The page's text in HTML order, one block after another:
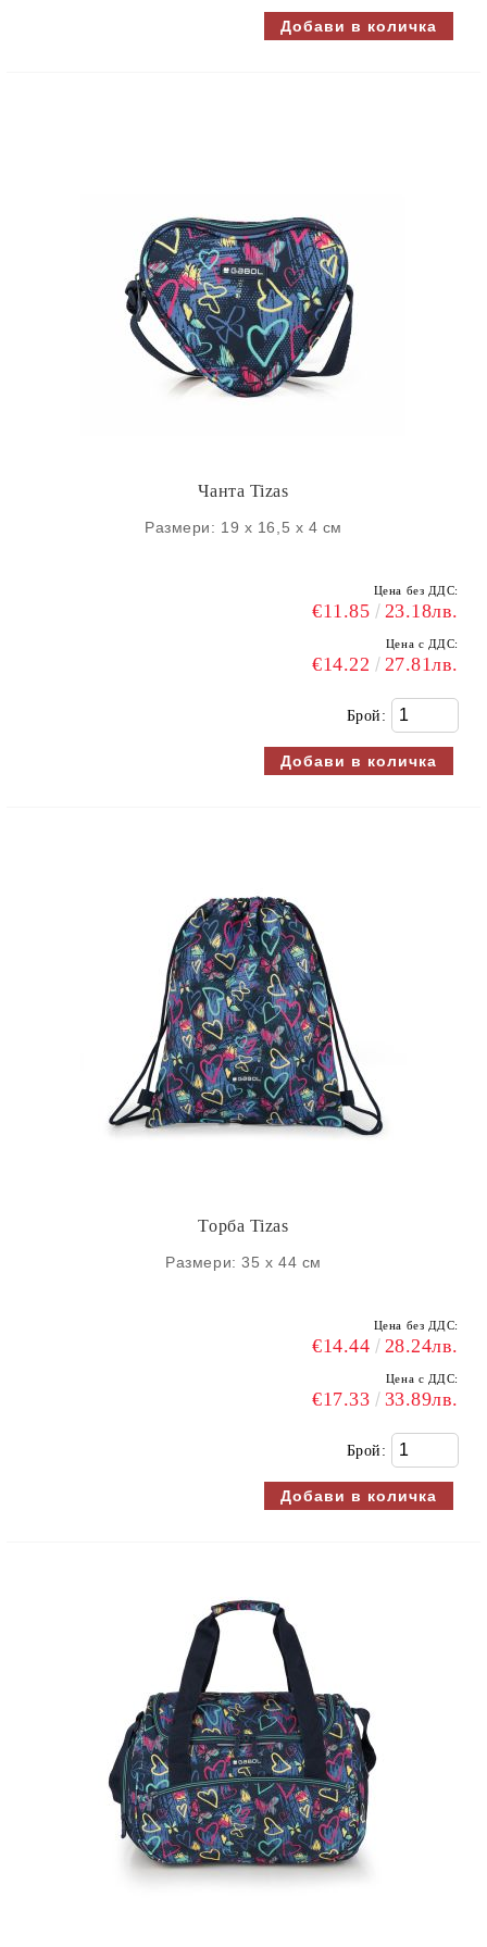
Чанта Tizas
Размери: 19 х 16,5 х 4 см
Цена без ДДС:
€11.85 23.18лв.
Цена с ДДС:
€14.22 27.81лв.
Брой:
Торба Tizas
Размери: 35 х 44 см
Цена без ДДС:
€14.44 28.24лв.
Цена с ДДС:
€17.33 33.89лв.
Брой: